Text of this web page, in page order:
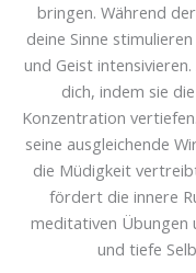
bringen. Während
deine Sinne
und Geist
dich, indem sie
Konzentration
seine ausgleichende
die Müdigkeit
fördert die innere
meditativen Übungen
und tiefe